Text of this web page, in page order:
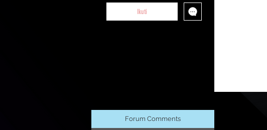
Ikuti
Forum Comments